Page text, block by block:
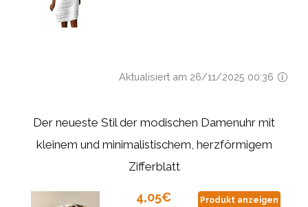
Aktualisiert am 26/11/2025 00:36
Der neueste Stil der modischen Damenuhr mit
kleinem und minimalistischem, herzförmigem
Zifferblatt
4,05€ Produkt anzeigen